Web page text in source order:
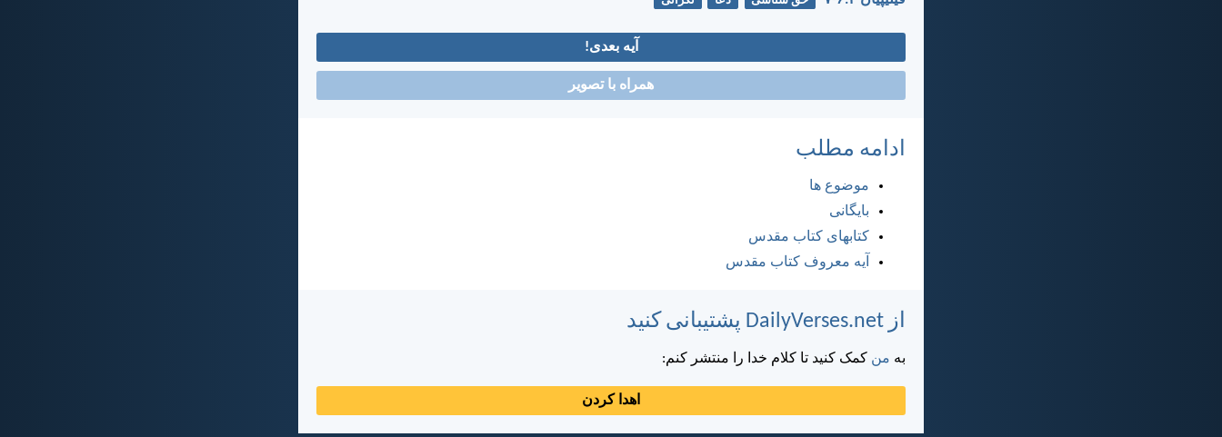
آیه بعدی!
همراه با تصویر
ادامه مطلب
موضوع ها
بایگانی
کتابهای کتاب مقدس
آیه معروف کتاب مقدس
از DailyVerses.net پشتیبانی کنید
به من کمک کنید تا کلام خدا را منتشر کنم:
اهدا کردن